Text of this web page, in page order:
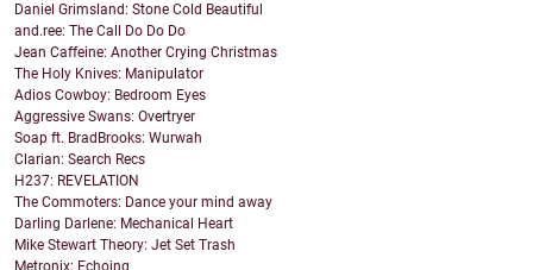
Daniel Grimsland: Stone Cold Beautiful
and.ree: The Call Do Do Do
Jean Caffeine: Another Crying Christmas
The Holy Knives: Manipulator
Adios Cowboy: Bedroom Eyes
Aggressive Swans: Overtryer
Soap ft. BradBrooks: Wurwah
Clarian: Search Recs
H237: REVELATION
The Commoters: Dance your mind away
Darling Darlene: Mechanical Heart
Mike Stewart Theory: Jet Set Trash
Metronix: Echoing